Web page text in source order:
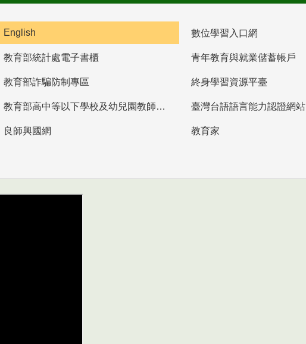
English 數位學習入口網
教育部統計處電子書櫃 青年教育與就業儲蓄帳戶
教育部詐騙防制專區 終身學習資源平臺
教育部高中等以下學校及幼兒園教師資格檢定考試 臺灣台語語言能力認證網站
良師興國網
教育家